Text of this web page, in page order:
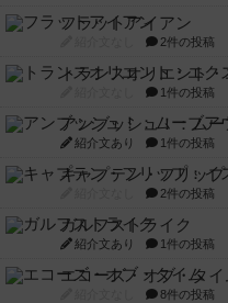
フラットアイアン
2件の投稿
トランスオリエント・
1件の投稿
アンブッシュ！：ムー
紹介文あり 1件の投稿
キャプテン・フリッ
2件の投稿
ガルフストライク
紹介文あり 1件の投稿
エコーズ・オブ・タイ
8件の投稿